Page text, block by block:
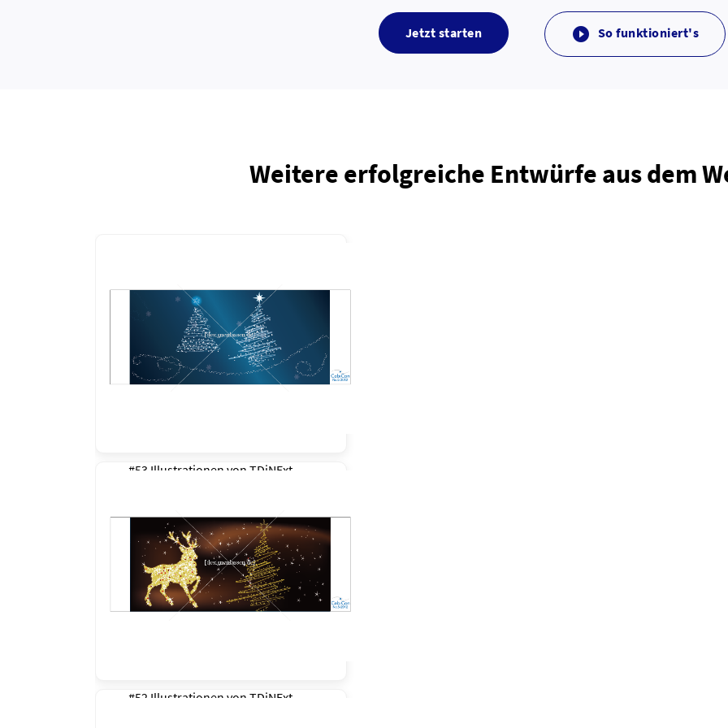
Jetzt starten  So funktioniert's
Weitere erfolgreiche Entwürfe aus dem
#53 Illustrationen von TDiNExt
#52 Illustrationen von TDiNExt